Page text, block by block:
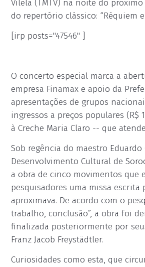
Vilela (TMTV) na noite do
do repertório clássico: “Réquiem
[irp posts="47546" ]
O concerto especial marca a
empresa Finamax e apoio da
apresentações de grupos
ingressos a preços populares (R$
à Creche Maria Claro -- que
Sob regência do maestro
Desenvolvimento Cultural de
a obra de cinco movimentos que
pesquisadores uma missa
aproximava. De acordo com o
trabalho, conclusão”, a obra foi
finalizada posteriormente por
Franz Jacob Freystädtler.
Curiosidades como esta, que